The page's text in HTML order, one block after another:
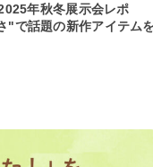
年秋冬展示会レポ
"で話題の新作アイテム